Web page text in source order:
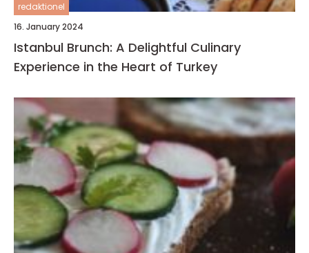
redaktionel
16. January 2024
Istanbul Brunch: A Delightful Culinary
Experience in the Heart of Turkey